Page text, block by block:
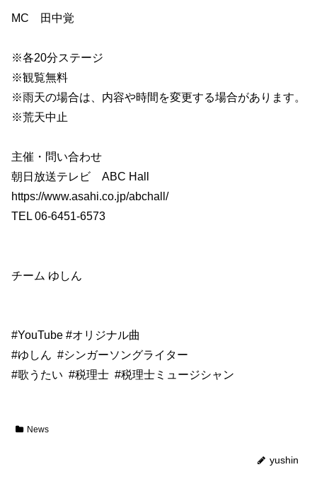
MC 田中覚
※各20分ステージ
※観覧無料
※雨天の場合は、内容や時間を変更する場合があります。
※荒天中止
主催・問い合わせ
朝日放送テレビ ABC Hall
https://www.asahi.co.jp/abchall/
TEL 06-6451-6573
チーム ゆしん
#YouTube #オリジナル曲
#ゆしん #シンガーソングライター
#歌うたい #税理士 #税理士ミュージシャン
News
yushin